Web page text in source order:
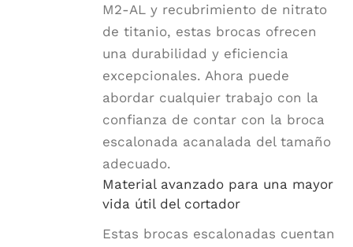
M2-AL y recubrimiento de nitrato
de titanio, estas brocas ofrecen
una durabilidad y eficiencia
excepcionales. Ahora puede
abordar cualquier trabajo con la
confianza de contar con la broca
escalonada acanalada del tamaño
adecuado.
Material avanzado para una mayor
vida útil del cortador
Estas brocas escalonadas cuentan